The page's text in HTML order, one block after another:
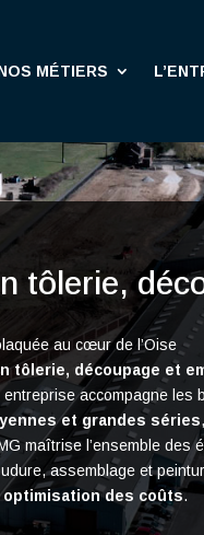
MÉTIERS
tôlerie,
au cœur de l’Oise
tôlerie, découpage et
accompagne les
et grandes séries
maîtrise l’ensemble des
assemblage et
des coûts.